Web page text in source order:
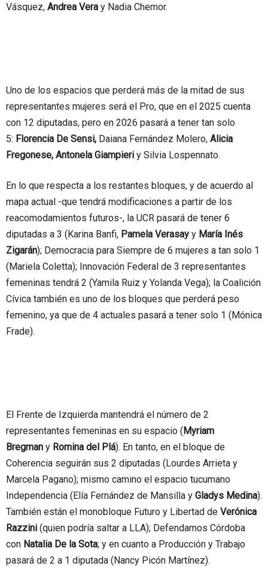
Vásquez, Andrea Vera y Nadia Chemor.
Uno de los espacios que perderá más de la mitad de sus
representantes mujeres será el Pro, que en el 2025 cuenta
con 12 diputadas, pero en 2026 pasará a tener tan solo
5: Florencia De Sensi, Daiana Fernández Molero, Alicia
Fregonese, Antonela Giampieri y Silvia Lospennato.
En lo que respecta a los restantes bloques, y de acuerdo al
mapa actual -que tendrá modificaciones a partir de los
reacomodamientos futuros-, la UCR pasará de tener 6
diputadas a 3 (Karina Banfi, Pamela Verasay y María Inés
Zigarán); Democracia para Siempre de 6 mujeres a tan solo 1
(Mariela Coletta); Innovación Federal de 3 representantes
femeninas tendrá 2 (Yamila Ruiz y Yolanda Vega); la Coalición
Cívica también es uno de los bloques que perderá peso
femenino, ya que de 4 actuales pasará a tener solo 1 (Mónica
Frade).
El Frente de Izquierda mantendrá el número de 2
representantes femeninas en su espacio (Myriam
Bregman y Romina del Plá). En tanto, en el bloque de
Coherencia seguirán sus 2 diputadas (Lourdes Arrieta y
Marcela Pagano); mismo camino el espacio tucumano
Independencia (Elía Fernández de Mansilla y Gladys Medina).
También están el monobloque Futuro y Libertad de Verónica
Razzini (quien podría saltar a LLA); Defendamos Córdoba
con Natalia De la Sota; y en cuanto a Producción y Trabajo
pasará de 2 a 1 diputada (Nancy Picón Martínez).